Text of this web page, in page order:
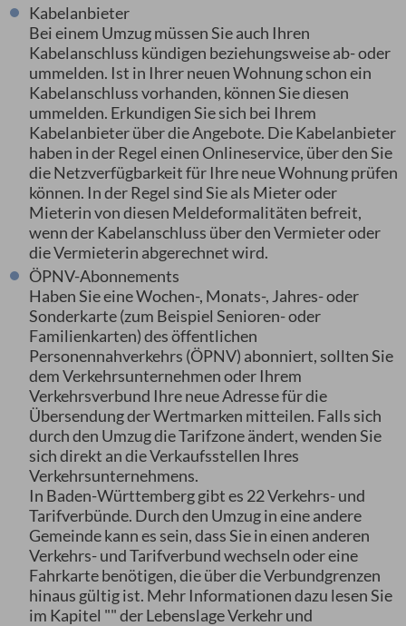
Kabelanbieter
Bei einem Umzug müssen Sie auch Ihren
Kabelanschluss kündigen beziehungsweise ab- oder
ummelden. Ist in Ihrer neuen Wohnung schon ein
Kabelanschluss vorhanden, können Sie diesen
ummelden. Erkundigen Sie sich bei Ihrem
Kabelanbieter über die Angebote. Die Kabelanbieter
haben in der Regel einen Onlineservice, über den Sie
die Netzverfügbarkeit für Ihre neue Wohnung prüfen
können. In der Regel sind Sie als Mieter oder
Mieterin von diesen Meldeformalitäten befreit,
wenn der Kabelanschluss über den Vermieter oder
die Vermieterin abgerechnet wird.
ÖPNV-Abonnements
Haben Sie eine Wochen-, Monats-, Jahres- oder
Sonderkarte (zum Beispiel Senioren- oder
Familienkarten) des öffentlichen
Personennahverkehrs (ÖPNV) abonniert, sollten Sie
dem Verkehrsunternehmen oder Ihrem
Verkehrsverbund Ihre neue Adresse für die
Übersendung der Wertmarken mitteilen. Falls sich
durch den Umzug die Tarifzone ändert, wenden Sie
sich direkt an die Verkaufsstellen Ihres
Verkehrsunternehmens.
In Baden-Württemberg gibt es 22 Verkehrs- und
Tarifverbünde. Durch den Umzug in eine andere
Gemeinde kann es sein, dass Sie in einen anderen
Verkehrs- und Tarifverbund wechseln oder eine
Fahrkarte benötigen, die über die Verbundgrenzen
hinaus gültig ist. Mehr Informationen dazu lesen Sie
im Kapitel "" der Lebenslage Verkehr und